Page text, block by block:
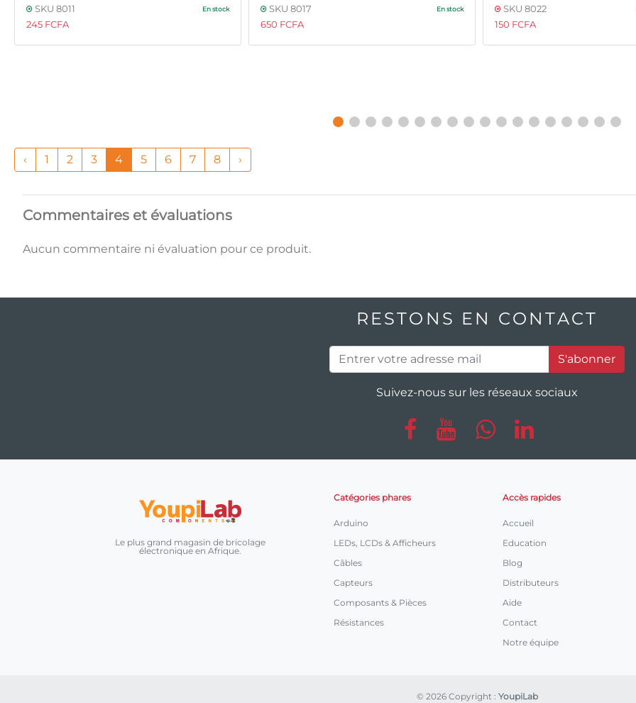
SKU 8011 En stock
245 FCFA
SKU 8017 En stock
650 FCFA
SKU 8022
150 FCFA
‹ 1 2 3 4 5 6 7 8 ›
Commentaires et évaluations
Aucun commentaire ni évaluation pour ce produit.
RESTONS EN CONTACT
S'abonner
Suivez-nous sur les réseaux sociaux
Le plus grand magasin de bricolage
électronique en Afrique.
Catégories phares
Arduino
LEDs, LCDs & Afficheurs
Câbles
Capteurs
Composants & Pièces
Résistances
Accès rapides
Accueil
Education
Blog
Distributeurs
Aide
Contact
Notre équipe
© 2026 Copyright : YoupiLab